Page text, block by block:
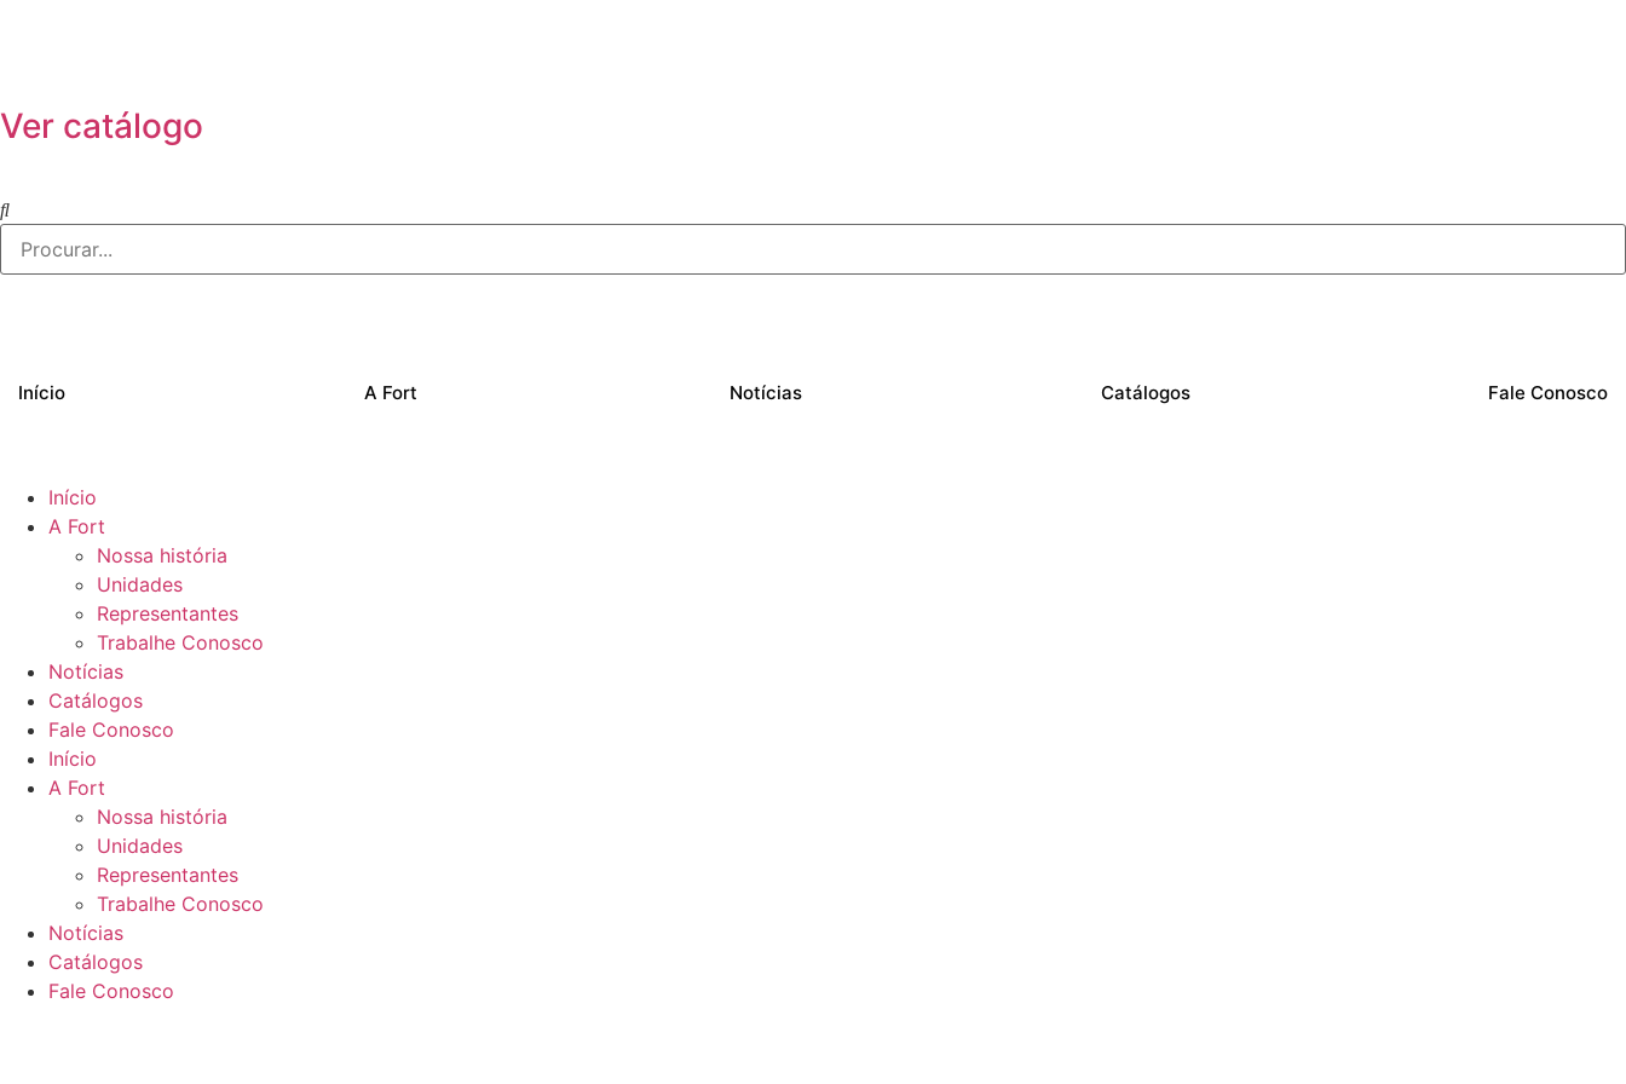
Ver catálogo
Início A Fort Notícias Catálogos Fale Conosco
Início
A Fort
Nossa história
Unidades
Representantes
Trabalhe Conosco
Notícias
Catálogos
Fale Conosco
Início
A Fort
Nossa história
Unidades
Representantes
Trabalhe Conosco
Notícias
Catálogos
Fale Conosco